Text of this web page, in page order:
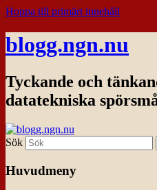
Hoppa till primärt innehåll
blogg.ngn.nu
Tyckande och
datatekniska
Sök
Huvudmeny